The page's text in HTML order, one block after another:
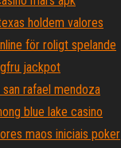
holdem valores
för roligt spelande
jackpot
san rafael mendoza
blue lake casino
maos iniciais poker